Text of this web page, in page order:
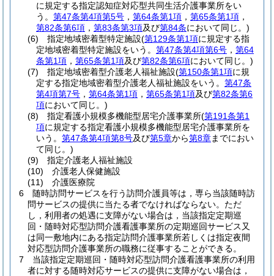
に規定する指定認知症対応型共同生活介護事業所をい
う。 第47条第4項第5号 ， 第64条第1項 ， 第65条第1項 ，
第82条第6項 ， 第83条第3項及び第84条において同じ。)
(6)
指定地域密着型特定施設(第129条第1項に規定する指
定地域密着型特定施設をいう。 第47条第4項第6号 ， 第64
条第1項 ， 第65条第1項及び第82条第6項において同じ。)
(7)
指定地域密着型介護老人福祉施設(第150条第1項に規
定する指定地域密着型介護老人福祉施設をいう。 第47条
第4項第7号 ， 第64条第1項 ， 第65条第1項及び第82条第6
項において同じ。)
(8)
指定看護小規模多機能型居宅介護事業所(第191条第1
項に規定する指定看護小規模多機能型居宅介護事業所を
いう。 第47条第4項第8号及び第5章から第8章までにおい
て同じ。)
(9)
指定介護老人福祉施設
(10)
介護老人保健施設
(11)
介護医療院
6
随時訪問サービスを行う訪問介護員等は，専ら当該随時訪
問サービスの提供に当たる者でなければならない。 ただ
し，利用者の処遇に支障がない場合は，当該指定定期巡
回・随時対応型訪問介護看護事業所の定期巡回サービス又
は同一敷地内にある指定訪問介護事業所若しくは指定夜間
対応型訪問介護事業所の職務に従事することができる。
7
当該指定定期巡回・随時対応型訪問介護看護事業所の利用
者に対する随時対応サービスの提供に支障がない場合は，